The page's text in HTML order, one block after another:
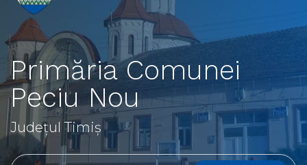
Primăria Comunei
Peciu Nou
Județul Timiș